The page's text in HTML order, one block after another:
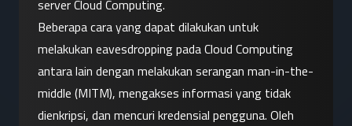
server Cloud Computing.
Beberapa cara yang dapat dilakukan untuk
melakukan eavesdropping pada Cloud Computing
antara lain dengan melakukan serangan man-in-the-
middle (MITM), mengakses informasi yang tidak
dienkripsi, dan mencuri kredensial pengguna. Oleh